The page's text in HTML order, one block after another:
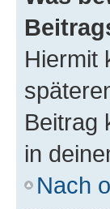
Hiermit
Beitrag
in
Nach